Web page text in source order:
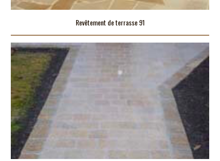
Revêtement de terrasse 91